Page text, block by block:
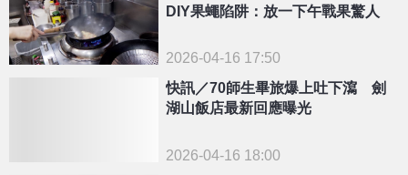
DIY果蠅陷阱：放一下午戰果驚人
2026-04-16 17:50
快訊／70師生畢旅爆上吐下瀉 劍
湖山飯店最新回應曝光
2026-04-16 18:00